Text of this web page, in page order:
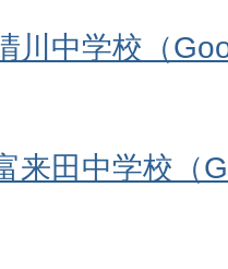
川中学校（
来田中学校（